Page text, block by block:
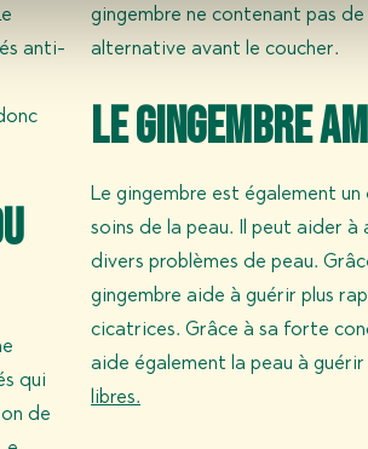
anti-
qui
de
gingembre ne contenant pas
alternative avant le coucher.
Le gingembre
Le gingembre est également
soins de la peau. Il peut aider
divers problèmes de peau.
gingembre aide à guérir plus
cicatrices. Grâce à sa forte
aide également la peau à
libres.